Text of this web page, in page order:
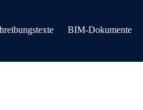
BIM-Dokumente